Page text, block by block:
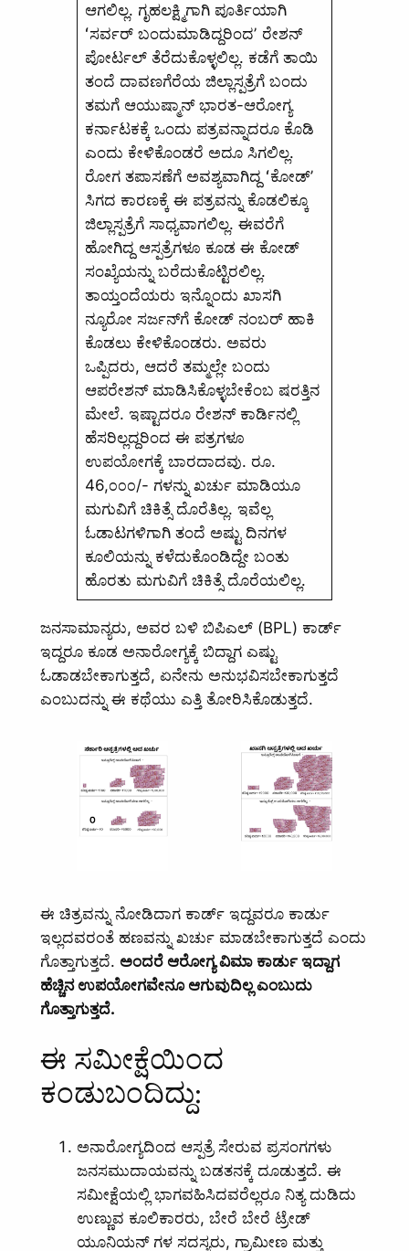
ಆಗಲಿಲ್ಲ. ಗೃಹಲಕ್ಷ್ಮಿಗಾಗಿ ಪೂರ್ತಿಯಾಗಿ
ʻಸರ್ವರ್‌ ಬಂದುಮಾಡಿದ್ದರಿಂದʼ ರೇಶನ್‌
ಪೋರ್ಟಲ್‌ ತೆರೆದುಕೊಳ್ಳಲಿಲ್ಲ. ಕಡೆಗೆ ತಾಯಿ
ತಂದೆ ದಾವಣಗೆರೆಯ ಜಿಲ್ಲಾಸ್ಪತ್ರೆಗೆ ಬಂದು
ತಮಗೆ ಆಯುಷ್ಮಾನ್‌ ಭಾರತ-ಆರೋಗ್ಯ
ಕರ್ನಾಟಕಕ್ಕೆ ಒಂದು ಪತ್ರವನ್ನಾದರೂ ಕೊಡಿ
ಎಂದು ಕೇಳಿಕೊಂಡರೆ ಅದೂ ಸಿಗಲಿಲ್ಲ.
ರೋಗ ತಪಾಸಣೆಗೆ ಅವಶ್ಯವಾಗಿದ್ದ ʻಕೋಡ್‌’
ಸಿಗದ ಕಾರಣಕ್ಕೆ ಈ ಪತ್ರವನ್ನು ಕೊಡಲಿಕ್ಕೂ
ಜಿಲ್ಲಾಸ್ಪತ್ರೆಗೆ ಸಾಧ್ಯವಾಗಲಿಲ್ಲ. ಈವರೆಗೆ
ಹೋಗಿದ್ದ ಆಸ್ಪತ್ರೆಗಳೂ ಕೂಡ ಈ ಕೋಡ್
ಸಂಖ್ಯೆಯನ್ನು ಬರೆದುಕೊಟ್ಟಿರಲಿಲ್ಲ.
ತಾಯ್ತಂದೆಯರು ಇನ್ನೊಂದು ಖಾಸಗಿ
ನ್ಯೂರೋ ಸರ್ಜನ್‌ಗೆ ಕೋಡ್ ನಂಬರ್‌ ಹಾಕಿ
ಕೊಡಲು ಕೇಳಿಕೊಂಡರು. ಅವರು
ಒಪ್ಪಿದರು, ಆದರೆ ತಮ್ಮಲ್ಲೇ ಬಂದು
ಆಪರೇಶನ್‌ ಮಾಡಿಸಿಕೊಳ್ಳಬೇಕೆಂಬ ಷರತ್ತಿನ
ಮೇಲೆ. ಇಷ್ಟಾದರೂ ರೇಶನ್‌ ಕಾರ್ಡಿನಲ್ಲಿ
ಹೆಸರಿಲ್ಲದ್ದರಿಂದ ಈ ಪತ್ರಗಳೂ
ಉಪಯೋಗಕ್ಕೆ ಬಾರದಾದವು. ರೂ.
46,೦೦೦/- ಗಳನ್ನು ಖರ್ಚು ಮಾಡಿಯೂ
ಮಗುವಿಗೆ ಚಿಕಿತ್ಸೆ ದೊರೆತಿಲ್ಲ. ಇವೆಲ್ಲ
ಓಡಾಟಗಳಿಗಾಗಿ ತಂದೆ ಅಷ್ಟು ದಿನಗಳ
ಕೂಲಿಯನ್ನು ಕಳೆದುಕೊಂಡಿದ್ದೇ ಬಂತು
ಹೊರತು ಮಗುವಿಗೆ ಚಿಕಿತ್ಸೆ ದೊರೆಯಲಿಲ್ಲ.
ಜನಸಾಮಾನ್ಯರು, ಅವರ ಬಳಿ ಬಿಪಿಎಲ್‌ (BPL) ಕಾರ್ಡ್‌
ಇದ್ದರೂ ಕೂಡ ಅನಾರೋಗ್ಯಕ್ಕೆ ಬಿದ್ದಾಗ ಎಷ್ಟು
ಓಡಾಡಬೇಕಾಗುತ್ತದೆ, ಏನೇನು ಅನುಭವಿಸಬೇಕಾಗುತ್ತದೆ
ಎಂಬುದನ್ನು ಈ ಕಥೆಯು ಎತ್ತಿ ತೋರಿಸಿಕೊಡುತ್ತದೆ.
ಈ ಚಿತ್ರವನ್ನು ನೋಡಿದಾಗ ಕಾರ್ಡ್‌ ಇದ್ದವರೂ ಕಾರ್ಡು
ಇಲ್ಲದವರಂತೆ ಹಣವನ್ನು ಖರ್ಚು ಮಾಡಬೇಕಾಗುತ್ತದೆ ಎಂದು
ಗೊತ್ತಾಗುತ್ತದೆ. ಅಂದರೆ ಆರೋಗ್ಯ ವಿಮಾ ಕಾರ್ಡು ಇದ್ದಾಗ
ಹೆಚ್ಚಿನ ಉಪಯೋಗವೇನೂ ಆಗುವುದಿಲ್ಲ ಎಂಬುದು
ಗೊತ್ತಾಗುತ್ತದೆ.
ಈ ಸಮೀಕ್ಷೆಯಿಂದ
ಕಂಡುಬಂದಿದ್ದು:
ಅನಾರೋಗ್ಯದಿಂದ ಆಸ್ಪತ್ರೆ ಸೇರುವ ಪ್ರಸಂಗಗಳು
ಜನಸಮುದಾಯವನ್ನು ಬಡತನಕ್ಕೆ ದೂಡುತ್ತದೆ. ಈ
ಸಮೀಕ್ಷೆಯಲ್ಲಿ ಭಾಗವಹಿಸಿದವರೆಲ್ಲರೂ ನಿತ್ಯ ದುಡಿದು
ಉಣ್ಣುವ ಕೂಲಿಕಾರರು, ಬೇರೆ ಬೇರೆ ಟ್ರೇಡ್‌
ಯೂನಿಯನ್‌ ಗಳ ಸದಸ್ಯರು, ಗ್ರಾಮೀಣ ಮತ್ತು